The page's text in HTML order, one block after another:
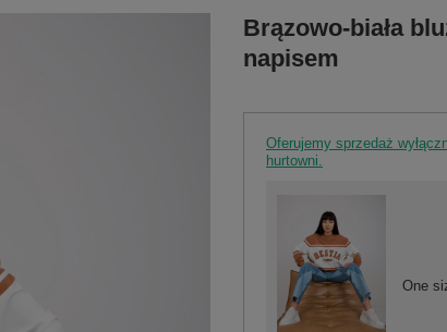
Brązowo-biała
napisem
Oferujemy sprzedaż
hurtowni.
One